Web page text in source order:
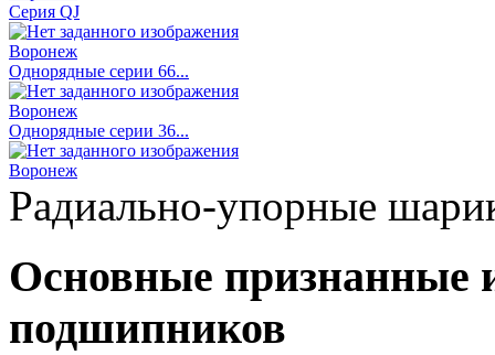
Серия QJ
Однорядные серии 66...
Однорядные серии 36...
Радиально-упорные
Основные признанные
подшипников